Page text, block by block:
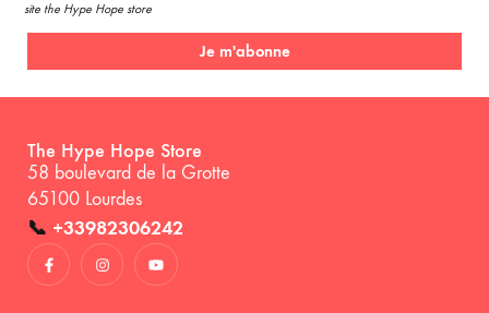
site the Hype Hope store
Je m'abonne
The Hype Hope Store
58 boulevard de la Grotte
65100 Lourdes
📞 +33982306242